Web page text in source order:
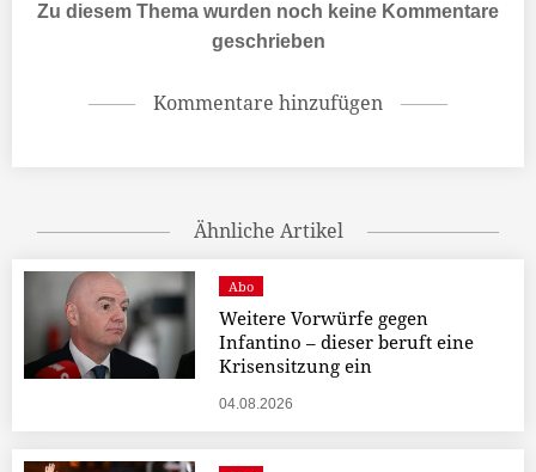
Zu diesem Thema wurden noch keine Kommentare
geschrieben
Kommentare hinzufügen
Ähnliche Artikel
Abo
Weitere Vorwürfe gegen
Infantino – dieser beruft eine
Krisensitzung ein
04.08.2026